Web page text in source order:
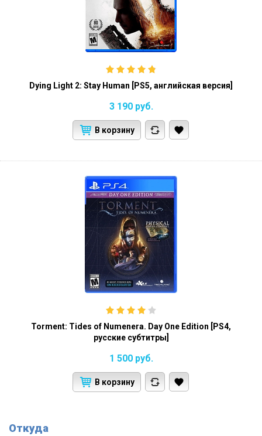
Dying Light 2: Stay Human [PS5, английская версия]
3 190 руб.
В корзину
Torment: Tides of Numenera. Day One Edition [PS4,
русские субтитры]
1 500 руб.
В корзину
Откуда